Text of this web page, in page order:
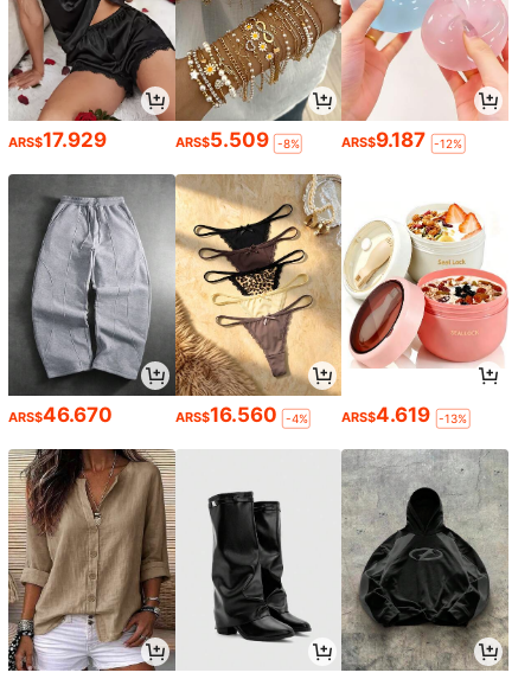
ARS$17.929 ARS$5.509 -8% ARS$9.187 -12%
ARS$46.670 ARS$16.560 -4% ARS$4.619 -13%